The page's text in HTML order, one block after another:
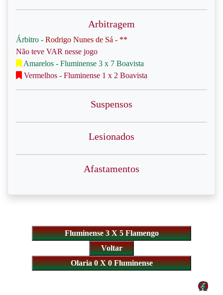
Arbitragem
Árbitro - Rodrigo Nunes de Sá - **
Não teve VAR nesse jogo
Amarelos - Fluminense 3 x 7 Boavista
Vermelhos - Fluminense 1 x 2 Boavista
Suspensos
Lesionados
Afastamentos